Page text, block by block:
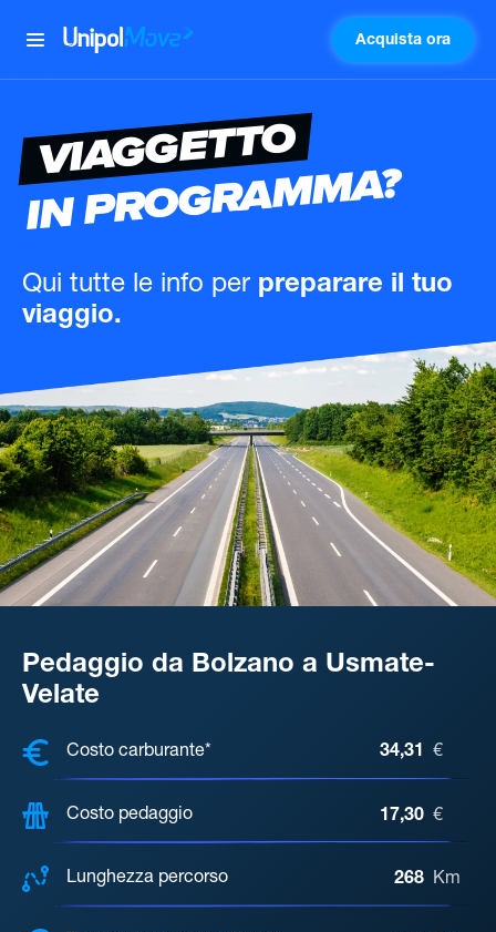
UnipolMove Acquista ora
VIAGGETTO
IN PROGRAMMA?
Qui tutte le info per preparare il tuo
viaggio.
Pedaggio da Bolzano a Usmate-
Velate
COSTI, DISTANZA, TEMPO DI
Costo carburante* 34,31 €
Costo pedaggio 17,30 €
Lunghezza percorso 268 Km